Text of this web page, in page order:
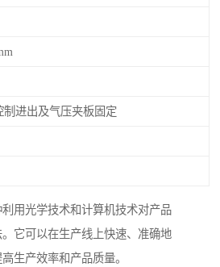
制进出及气压夹板固定
用光学技术和计算机技术对产品
它可以在生产线上快速、准确地
生产效率和产品质量。